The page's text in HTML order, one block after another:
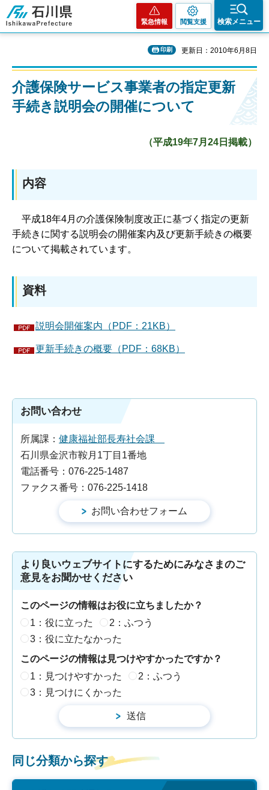
石川県
緊急情報 閲覧支援 検索メニュー
印刷 更新日：2010年6月8日
介護保険サービス事業者の指定更新
手続き説明会の開催について
（平成19年7月24日掲載）
内容
平成18年4月の介護保険制度改正に基づく指定の更新
手続きに関する説明会の開催案内及び更新手続きの概要
について掲載されています。
資料
説明会開催案内（PDF：21KB）
更新手続きの概要（PDF：68KB）
お問い合わせ
所属課： 健康福祉部長寿社会課
石川県金沢市鞍月1丁目1番地
電話番号：076-225-1487
ファクス番号：076-225-1418
より良いウェブサイトにするためにみなさまのご
意見をお聞かせください
このページの情報はお役に立ちましたか？
1：役に立った
2：ふつう
3：役に立たなかった
このページの情報は見つけやすかったですか？
1：見つけやすかった
2：ふつう
3：見つけにくかった
同じ分類から探す